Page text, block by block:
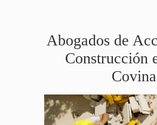
Abogados de
Construcción
Covina